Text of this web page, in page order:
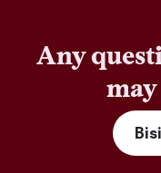
Any
may